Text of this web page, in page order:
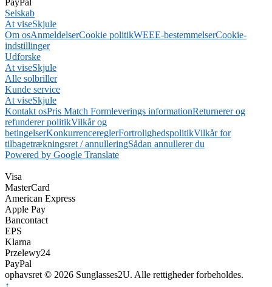
Selskab
At viseSkjule
Om osAnmeldelserCookie politikWEEE-bestemmelserCookie-
indstillinger
Udforske
At viseSkjule
Alle solbriller
Kunde service
At viseSkjule
Kontakt osPris Match Formleverings informationReturnerer og
refunderer politikVilkår og
betingelserKonkurrencereglerFortrolighedspolitikVilkår for
tilbagetrækningsret / annulleringSådan annullerer du
Powered by Google Translate
Visa
MasterCard
American Express
Apple Pay
Bancontact
EPS
Klarna
Przelewy24
PayPal
ophavsret © 2026 Sunglasses2U. Alle rettigheder forbeholdes.